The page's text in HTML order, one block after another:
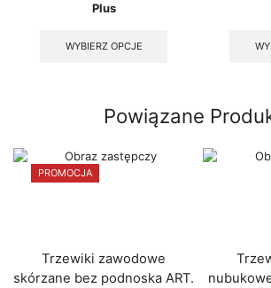
Plus
WYBIERZ OPCJE
The
options
Powiązane
PROMOCJA
Trzewiki zawodowe
skórzane bez podnoska ART.